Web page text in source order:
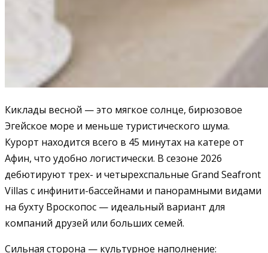
Киклады весной — это мягкое солнце, бирюзовое
Эгейское море и меньше туристического шума.
Курорт находится всего в 45 минутах на катере от
Афин, что удобно логистически. В сезоне 2026
дебютируют трех- и четырехспальные Grand Seafront
Villas с инфинити-бассейнами и панорамными видами
на бухту Вроскопос — идеальный вариант для
компаний друзей или больших семей.
Сильная сторона — культурное наполнение: